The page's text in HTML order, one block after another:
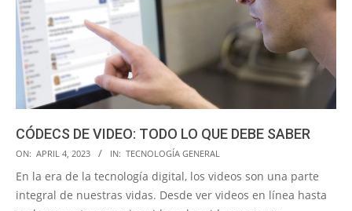
CÓDECS DE VIDEO: TODO LO QUE DEBE SABER
2023-
04-
04
ON: APRIL 4, 2023 IN: TECNOLOGÍA GENERAL
En la era de la tecnología digital, los videos son una parte
integral de nuestras vidas. Desde ver videos en línea hasta